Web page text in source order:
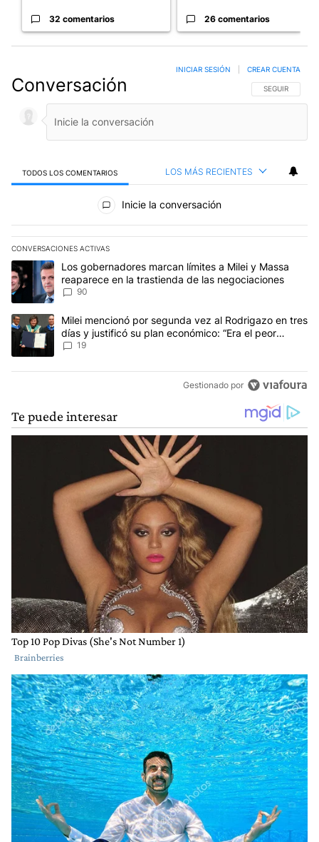
32 comentarios 26 comentarios
Conversación SIGA ESTA
SEGUIR
INICIAR SESIÓN CREAR CUENTA
TODOS LOS COMENTARIOS LOS MÁS RECIENTES
Todos los comentarios
Inicie la conversación
CONVERSACIONES ACTIVAS
Este listado muestra los artículos con más comentarios en los
Un artículo de tendencia con el título "Los gobernadores
Los gobernadores marcan límites a Milei y Massa
reaparece en la trastienda de las negociaciones
90
Un artículo de tendencia con el título "Milei mencionó por
Milei mencionó por segunda vez al Rodrigazo en tres
días y justificó su plan económico: “Era el peor
escenario posible”
19
Gestionado por